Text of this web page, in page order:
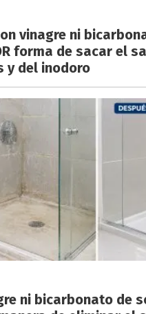
vinagre ni
forma de sacar el
y del inodoro
ni bicarbonato de